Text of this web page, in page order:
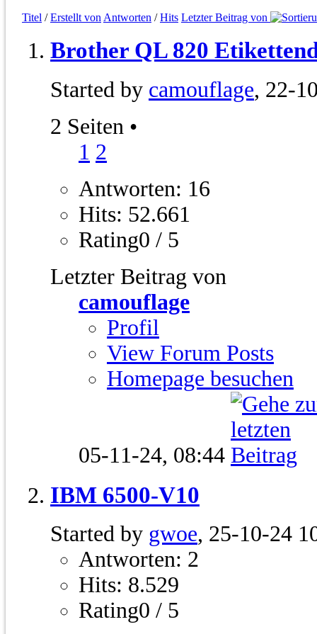
Titel /Erstellt von Antworten /Hits Letzter Beitrag von
Brother QL 820
Started by camouflage, 22-
2 Seiten •
1 2
Antworten: 16
Hits: 52.661
Rating0 / 5
Letzter Beitrag von
camouflage
Profil
View Forum Posts
Homepage besuchen
05-11-24, 08:44
IBM 6500-V10
Started by gwoe, 25-10-24
Antworten: 2
Hits: 8.529
Rating0 / 5